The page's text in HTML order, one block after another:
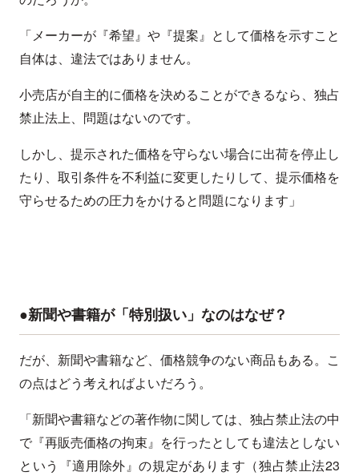
「メーカーが『希望』や『提案』として価格を示すこと
自体は、違法ではありません。
小売店が自主的に価格を決めることができるなら、独占
禁止法上、問題はないのです。
しかし、提示された価格を守らない場合に出荷を停止し
たり、取引条件を不利益に変更したりして、提示価格を
守らせるための圧力をかけると問題になります」
●新聞や書籍が「特別扱い」なのはなぜ？
だが、新聞や書籍など、価格競争のない商品もある。こ
の点はどう考えればよいだろう。
「新聞や書籍などの著作物に関しては、独占禁止法の中
で『再販売価格の拘束』を行ったとしても違法としない
という『適用除外』の規定があります（独占禁止法23